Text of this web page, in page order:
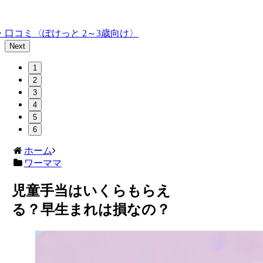
コミ〈ぽけっと 2～3歳向け〉
Next
1
2
3
4
5
6
ホーム
ワーママ
児童手当はいくらもらえ
る？早生まれは損なの？